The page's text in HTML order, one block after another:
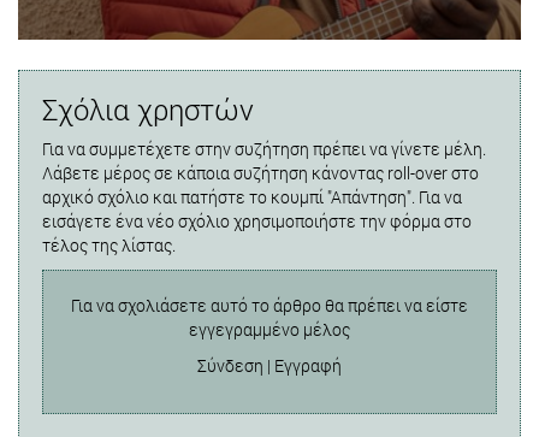
Σχόλια χρηστών
Για να συμμετέχετε στην συζήτηση πρέπει να γίνετε μέλη.
Λάβετε μέρος σε κάποια συζήτηση κάνοντας roll-over στο
αρχικό σχόλιο και πατήστε το κουμπί "Απάντηση". Για να
εισάγετε ένα νέο σχόλιο χρησιμοποιήστε την φόρμα στο
τέλος της λίστας.
Για να σχολιάσετε αυτό το άρθρο θα πρέπει να είστε
εγγεγραμμένο μέλος
Σύνδεση | Εγγραφή